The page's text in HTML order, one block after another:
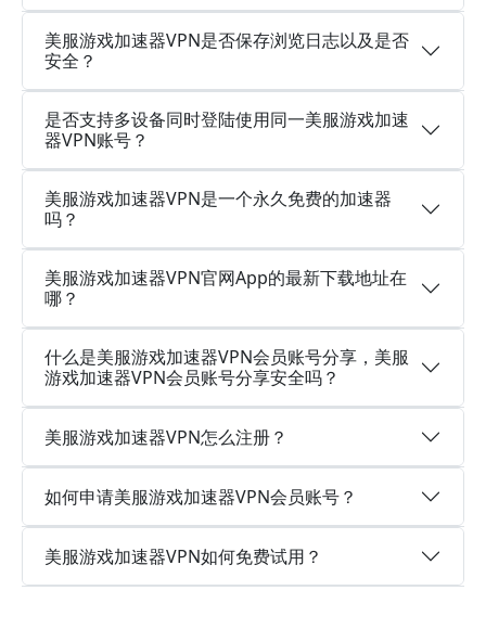
美服游戏加速器VPN是否保存浏览日志以及是否
安全？
是否支持多设备同时登陆使用同一美服游戏加速
器VPN账号？
美服游戏加速器VPN是一个永久免费的加速器
吗？
美服游戏加速器VPN官网App的最新下载地址在
哪？
什么是美服游戏加速器VPN会员账号分享，美服
游戏加速器VPN会员账号分享安全吗？
美服游戏加速器VPN怎么注册？
如何申请美服游戏加速器VPN会员账号？
美服游戏加速器VPN如何免费试用？